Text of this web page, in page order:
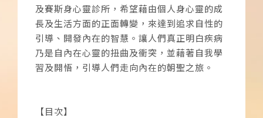
及賽斯身心靈診所，希望藉由個人身心靈的成
長及生活方面的正面轉變，來達到追求自性的
引導、開發內在的智慧。讓人們真正明白疾病
乃是自內在心靈的扭曲及衝突，並藉著自我學
習及開悟，引導人們走向內在的朝聖之旅。
【目次】